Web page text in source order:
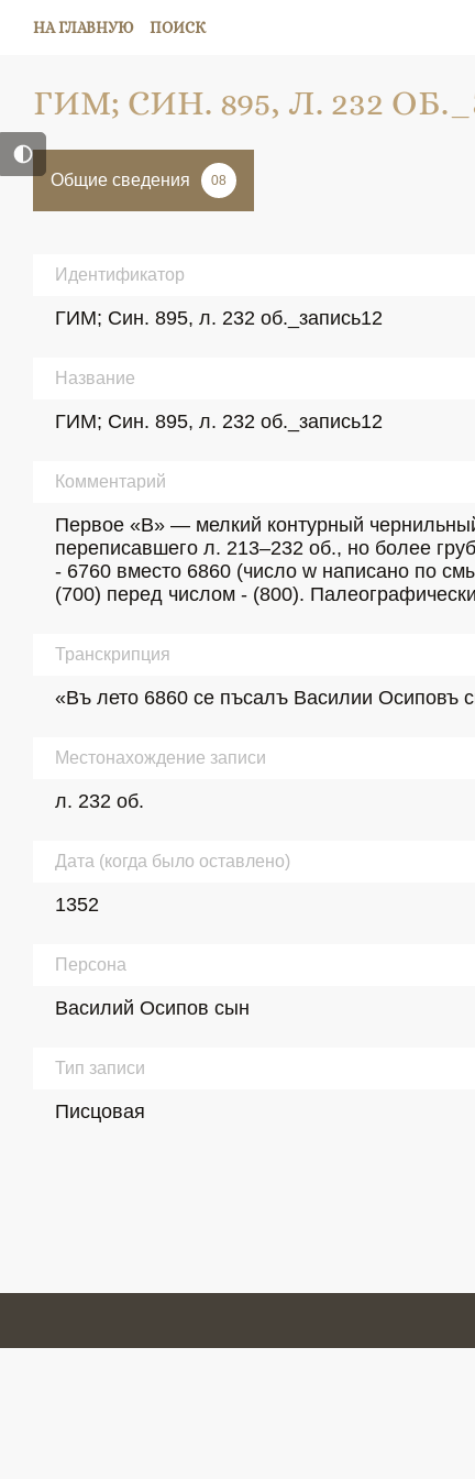
НА ГЛАВНУЮ ПОИСК
ГИМ; СИН. 895, Л. 232
Общие сведения 08
Идентификатор
ГИМ; Син. 895, л. 232 об._запись12
Название
ГИМ; Син. 895, л. 232 об._запись12
Комментарий
Первое «В» — мелкий контурный
переписавшего л. 213–232 об., но более
- 6760 вместо 6860 (число w написано по
(700) перед числом - (800).
Транскрипция
«Въ лето 6860 се пъсалъ Василии Осиповъ
Местонахождение записи
л. 232 об.
Дата (когда было оставлено)
1352
Персона
Василий Осипов сын
Тип записи
Писцовая